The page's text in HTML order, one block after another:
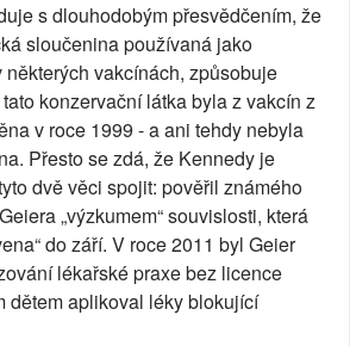
s dlouhodobým přesvědčením, že
sloučenina používaná jako
vakcínách, způsobuje
konzervační látka byla z vakcín z
v roce 1999 - a ani tehdy nebyla
Přesto se zdá, že Kennedy je
dvě věci spojit: pověřil známého
„výzkumem“ souvislosti, která
do září. V roce 2011 byl Geier
lékařské praxe bez licence
dětem aplikoval léky blokující